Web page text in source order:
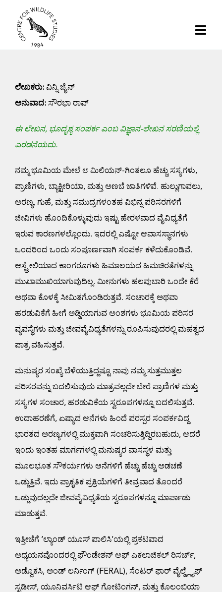
content
About | CWS India
Conservation
Media
ಲೇಖಕರು: ವಿನ್ನಿ ಜೈನ್
ಅನುವಾದ: ಸೌರಭಾ ರಾವ್
ಈ ಲೇಖನ, ಭೂದೃಶ್ಯ ಸಂಪರ್ಕಎಂಬ ವಿಜ್ಞಾನ-ಲೇಖನ ಸರಣಿಯಲ್ಲಿ
ಎರಡನೆಯದು.
ನಮ್ಮ ಭೂಮಿಯ ಮೇಲೆ ೮ ಮಿಲಿಯನ್-ಗಿಂತಲೂ ಹೆಚ್ಚು ಸಸ್ಯಗಳು,
ಪ್ರಾಣಿಗಳು, ಬ್ಯಾಕ್ಟೀರಿಯಾ, ಮತ್ತು ಅಣಬೆ ಜಾತಿಗಳಿವೆ. ಹುಲ್ಲುಗಾವಲು,
ಅರಣ್ಯ, ಗುಹೆ, ಮತ್ತು ಸಮುದ್ರಗಳಂತಹ ವಿಭಿನ್ನ ಪರಿಸರಗಳಿಗೆ
ಜೀವಿಗಳು ಹೊಂದಿಕೊಳ್ಳುವುದು ಇಷ್ಟು ಹೇರಳವಾದ ವೈವಿಧ್ಯತೆಗೆ
ಇರುವ ಕಾರಣಗಳಲ್ಲೊಂದು. ಇದರಲ್ಲಿ ಎಷ್ಟೋ ಆವಾಸಸ್ಥಾನಗಳು
ಒಂದರಿಂದ ಒಂದು ಸಂಪೂರ್ಣವಾಗಿ ಸಂಪರ್ಕ ಕಳೆದುಕೊಂಡಿವೆ.
ಆಸ್ಟ್ರೇಲಿಯಾದ ಕಾಂಗರೂಗಳು ಹಿಮಾಲಯದ ಹಿಮಚಿರತೆಗಳನ್ನು
ಮುಖಾಮುಖಿಯಾಗುವುದಿಲ್ಲ. ಮೀನುಗಳು ಹಲವುಬಾರಿ ಒಂದೇ ಕೆರೆ
ಅಥವಾ ಕೊಳಕ್ಕೆ ಸೀಮಿತಗೊಂಡಿರುತ್ತವೆ. ಸಂಚಾರಕ್ಕೆ ಅಥವಾ
ಹರಡುವಿಕೆಗೆ ಹೀಗೆ ಅಡ್ಡಿಯಾಗುವ ಅಂಶಗಳು ಭೂಮಿಯ ಪರಿಸರ
ವ್ಯವಸ್ಥೆಗಳು ಮತ್ತು ಜೀವವೈವಿಧ್ಯತೆಗಳನ್ನು ರೂಪಿಸುವುದರಲ್ಲಿ ಮಹತ್ವದ
ಪಾತ್ರ ವಹಿಸುತ್ತವೆ.
ಮನುಷ್ಯರ ಸಂಖ್ಯೆ ಬೆಳೆಯುತ್ತಿದ್ದಷ್ಟೂ ನಾವು ನಮ್ಮ ಸುತ್ತಮುತ್ತಲ
ಪರಿಸರವನ್ನು ಬದಲಿಸುವುದು ಮಾತ್ರವಲ್ಲದೇ ಬೇರೆ ಪ್ರಾಣಿಗಳ ಮತ್ತು
ಸಸ್ಯಗಳ ಸಂಚಾರ, ಹರಡುವಿಕೆಯ ಸ್ವರೂಪಗಳನ್ನೂ ಬದಲಿಸುತ್ತವೆ.
ಉದಾಹರಣೆಗೆ, ಏಷ್ಯಾದ ಆನೆಗಳು ಹಿಂದೆ ಪರಸ್ಪರ ಸಂಪರ್ಕವಿದ್ದ
ಭಾರತದ ಅರಣ್ಯಗಳಲ್ಲಿ ಮುಕ್ತವಾಗಿ ಸಂಚರಿಸುತ್ತಿದ್ದಿರಬಹುದು, ಆದರೆ
ಇಂದು ಇಂತಹ ಮಾರ್ಗಗಳಲ್ಲಿ ಮನುಷ್ಯರ ವಾಸಸ್ಥಳ ಮತ್ತು
ಮೂಲಭೂತ ಸೌಕರ್ಯಗಳು ಆನೆಗಳಿಗೆ ಹೆಚ್ಚು ಹೆಚ್ಚು ಅಡಚಣೆ
ಒಡ್ಡುತ್ತಿವೆ. ಇದು ಪ್ರಾಕೃತಿಕ ಪ್ರಕ್ರಿಯೆಗಳಿಗೆ ತೀವ್ರವಾದ ತೊಂದರೆ
ಒಡ್ಡುವುದಲ್ಲದೇ ಜೀವವೈವಿಧ್ಯತೆಯ ಸ್ವರೂಪಗಳನ್ನೂ ಮಾರ್ಪಾಡು
ಮಾಡುತ್ತವೆ.
ಇತ್ತೀಚೆಗೆ ‘ಲ್ಯಾಂಡ್ ಯೂಸ್ ಪಾಲಿಸಿ’ಯಲ್ಲಿ ಪ್ರಕಟವಾದ
ಅಧ್ಯಯನವೊಂದರಲ್ಲಿ ಫೌಂಡೇಶನ್ ಆಫ್ ಎಕಲಾಜಿಕಲ್ ರಿಸರ್ಚ್,
ಅಡ್ವೊಕಸಿ, ಅಂಡ್ ಲರ್ನಿಂಗ್ (FERAL), ಸೆಂಟರ್ ಫಾರ್ ವೈಲ್ಡ್ಲೈಫ್
ಸ್ಟಡೀಸ್, ಯೂನಿವರ್ಸಿಟಿ ಆಫ್ ಗೋಟಿಂಗನ್, ಮತ್ತು ಕೊಲಂಬಿಯಾ